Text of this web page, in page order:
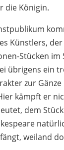
die Königin.
Künstlers,
Stücken
übrigens ein
zur
kämpft er
dem
weiland